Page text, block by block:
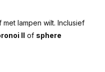
met lampen wilt. Inclusief
II of sphere